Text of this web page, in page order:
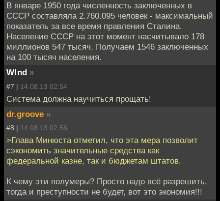
В январе 1950 года численность заключенных в
СССР составляла 2.760.095 человек - максимальный
показатель за все время правления Сталина.
Население СССР на этот момент насчитывало 178
миллионов 547 тысяч. Получаем 1546 заключенных
на 100 тысяч населения.
W!nd »
#7 | 14.08.13 02:54
Система должна научиться прощать!
dr.groove »
#8 | 14.08.13 02:56
>Глава Минюста отметил, что эта мера позволит
сэкономить значительные средства как
федеральной казне, так и бюджетам штатов.
К чему эти полумеры? Просто надо всё разрешить,
тогда и преступности не будет, вот это экономия!!!